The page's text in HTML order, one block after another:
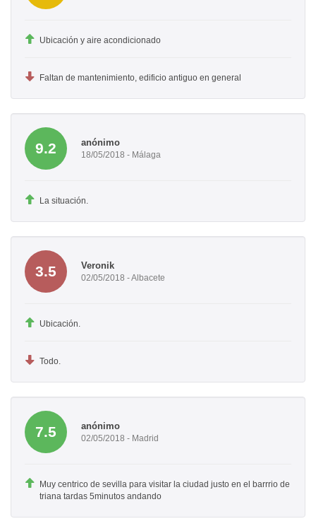
Ubicación y aire acondicionado
Faltan de mantenimiento, edificio antiguo en general
9.2 anónimo
18/05/2018 - Málaga
La situación.
3.5 Veronik
02/05/2018 - Albacete
Ubicación.
Todo.
7.5 anónimo
02/05/2018 - Madrid
Muy centrico de sevilla para visitar la ciudad justo en el barrrio de
triana tardas 5minutos andando